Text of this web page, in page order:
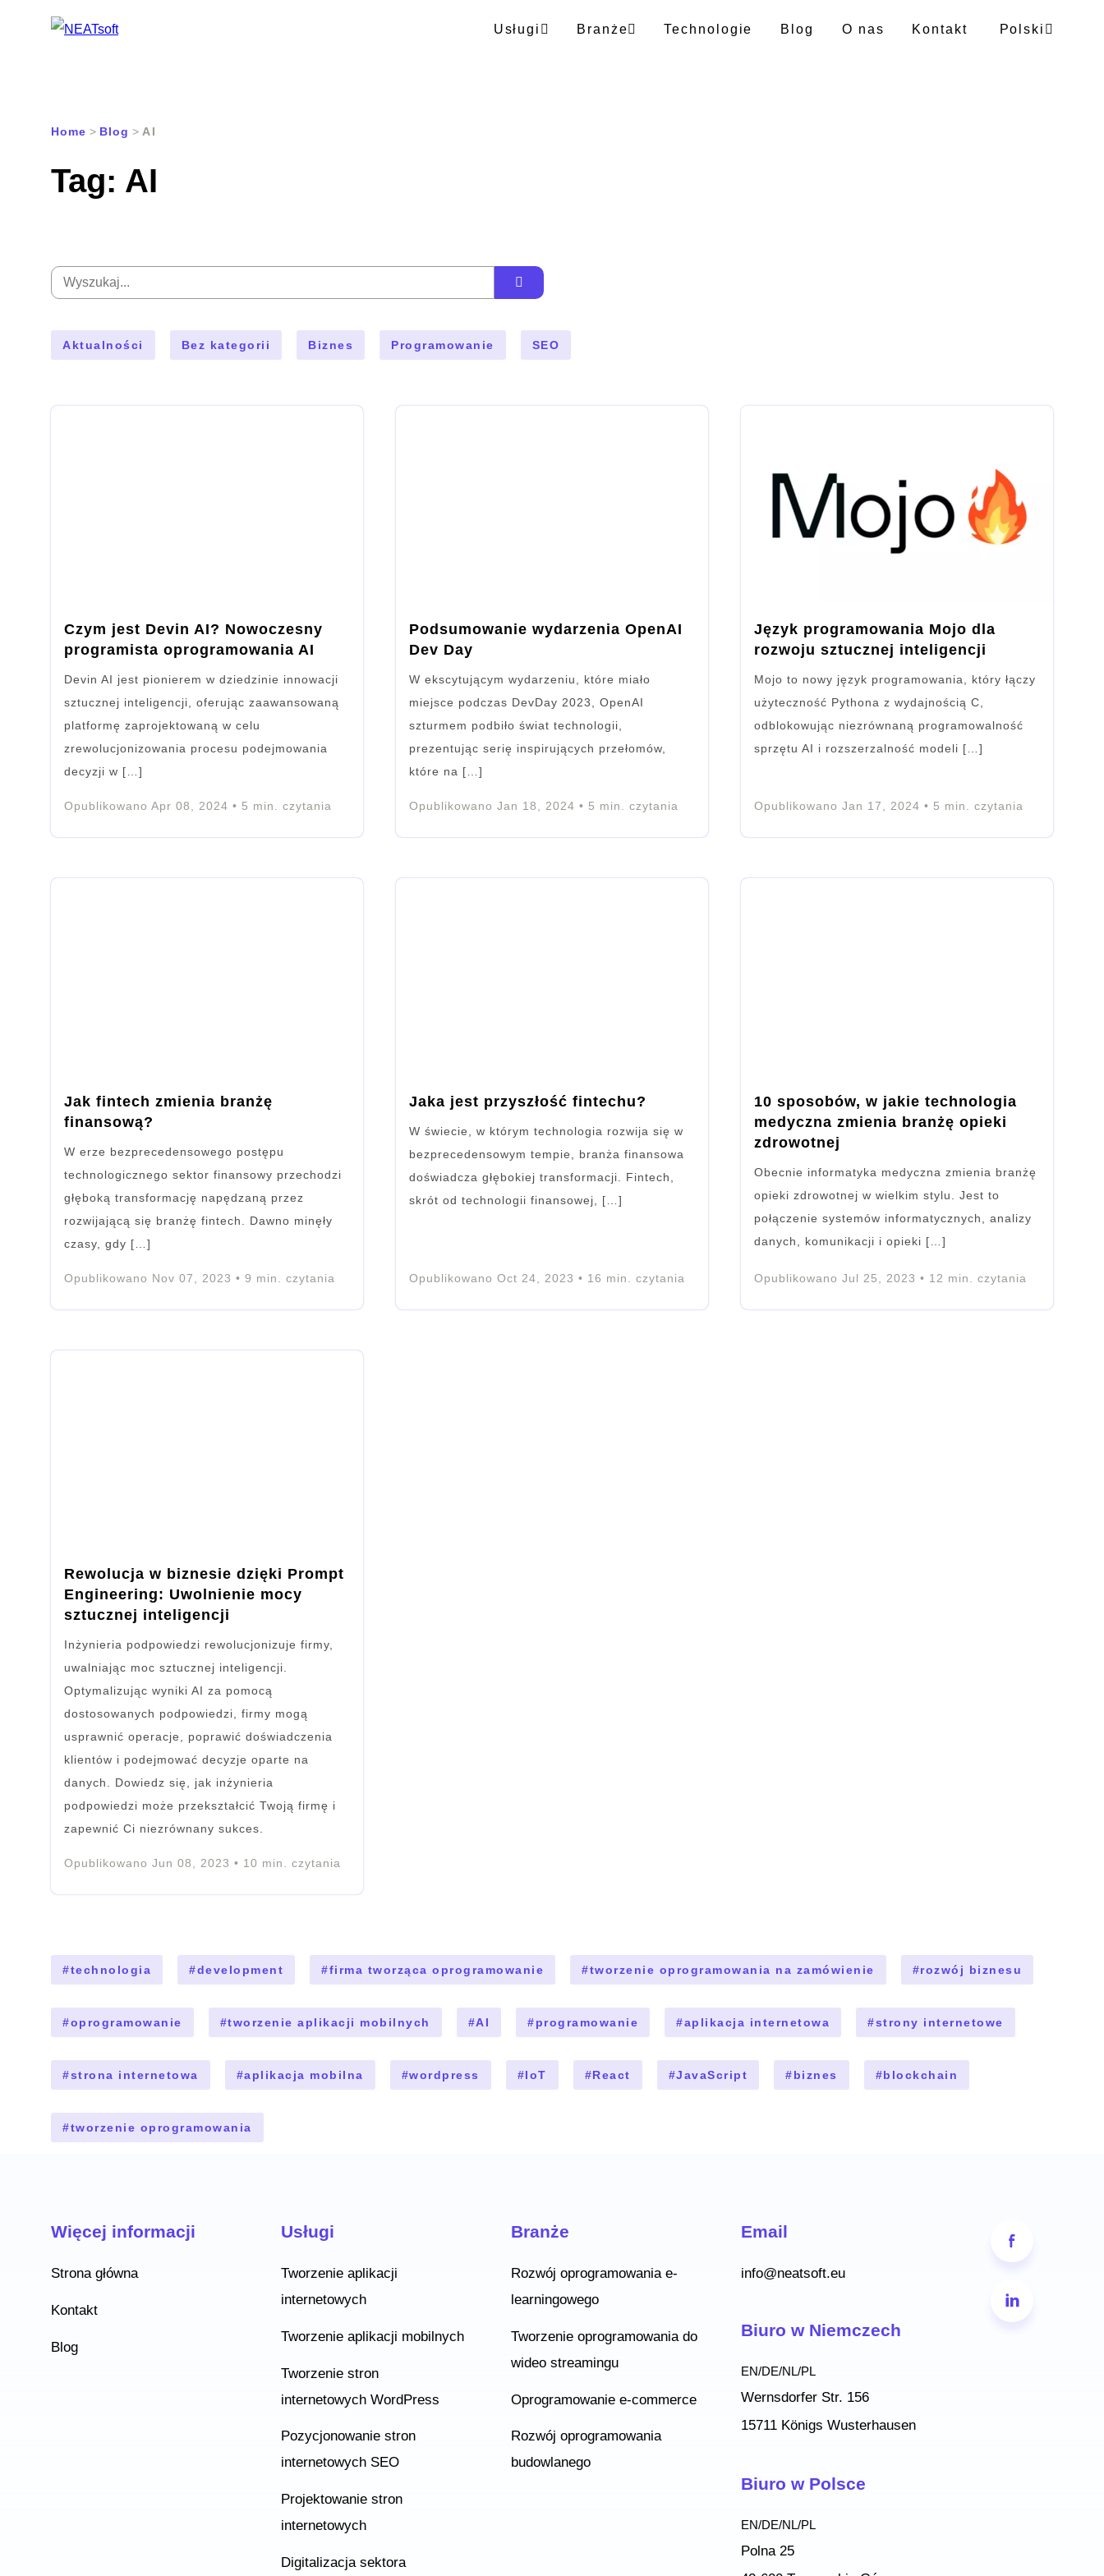
Usługi Branże Technologie Blog O nas Kontakt Polski
Home > Blog > AI
Tag: AI
Wyszukaj:
Aktualności Bez kategorii Biznes Programowanie SEO
Czym jest Devin AI? Nowoczesny
programista oprogramowania AI
Devin AI jest pionierem w dziedzinie innowacji
sztucznej inteligencji, oferując zaawansowaną
platformę zaprojektowaną w celu
zrewolucjonizowania procesu podejmowania
decyzji w […]
Opublikowano Apr 08, 2024 • 5 min. czytania
Podsumowanie wydarzenia OpenAI
Dev Day
W ekscytującym wydarzeniu, które miało
miejsce podczas DevDay 2023, OpenAI
szturmem podbiło świat technologii,
prezentując serię inspirujących przełomów,
które na […]
Opublikowano Jan 18, 2024 • 5 min. czytania
Język programowania Mojo dla
rozwoju sztucznej inteligencji
Mojo to nowy język programowania, który łączy
użyteczność Pythona z wydajnością C,
odblokowując niezrównaną programowalność
sprzętu AI i rozszerzalność modeli […]
Opublikowano Jan 17, 2024 • 5 min. czytania
Jak fintech zmienia branżę
finansową?
W erze bezprecedensowego postępu
technologicznego sektor finansowy przechodzi
głęboką transformację napędzaną przez
rozwijającą się branżę fintech. Dawno minęły
czasy, gdy […]
Opublikowano Nov 07, 2023 • 9 min. czytania
Jaka jest przyszłość fintechu?
W świecie, w którym technologia rozwija się w
bezprecedensowym tempie, branża finansowa
doświadcza głębokiej transformacji. Fintech,
skrót od technologii finansowej, […]
Opublikowano Oct 24, 2023 • 16 min. czytania
10 sposobów, w jakie technologia
medyczna zmienia branżę opieki
zdrowotnej
Obecnie informatyka medyczna zmienia branżę
opieki zdrowotnej w wielkim stylu. Jest to
połączenie systemów informatycznych, analizy
danych, komunikacji i opieki […]
Opublikowano Jul 25, 2023 • 12 min. czytania
Rewolucja w biznesie dzięki Prompt
Engineering: Uwolnienie mocy
sztucznej inteligencji
Inżynieria podpowiedzi rewolucjonizuje firmy,
uwalniając moc sztucznej inteligencji.
Optymalizując wyniki AI za pomocą
dostosowanych podpowiedzi, firmy mogą
usprawnić operacje, poprawić doświadczenia
klientów i podejmować decyzje oparte na
danych. Dowiedz się, jak inżynieria
podpowiedzi może przekształcić Twoją firmę i
zapewnić Ci niezrównany sukces.
Opublikowano Jun 08, 2023 • 10 min. czytania
#technologia #development #firma tworząca oprogramowanie #tworzenie oprogramowania na zamówienie #rozwój biznesu
#oprogramowanie #tworzenie aplikacji mobilnych #AI #programowanie #aplikacja internetowa #strony internetowe
#strona internetowa #aplikacja mobilna #wordpress #IoT #React #JavaScript #biznes #blockchain
#tworzenie oprogramowania
Więcej informacji
Strona główna
Kontakt
Blog
Usługi
Tworzenie aplikacji
internetowych
Tworzenie aplikacji mobilnych
Tworzenie stron
internetowych WordPress
Pozycjonowanie stron
internetowych SEO
Projektowanie stron
internetowych
Digitalizacja sektora
Branże
Rozwój oprogramowania e-
learningowego
Tworzenie oprogramowania do
wideo streamingu
Oprogramowanie e-commerce
Rozwój oprogramowania
budowlanego
Email
info@neatsoft.eu
Biuro w Niemczech
EN/DE/NL/PL
Wernsdorfer Str. 156
15711 Königs Wusterhausen
Biuro w Polsce
EN/DE/NL/PL
Polna 25